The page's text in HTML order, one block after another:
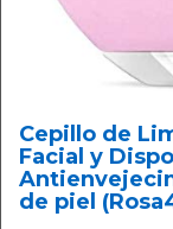
Cepillo de
Facial y
de piel